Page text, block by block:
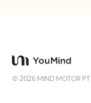
의 가치 아이콘(
을 포함합니다.
닐라 베이지 또
손, 잘못된 해부
©2026 MIND MOTOR